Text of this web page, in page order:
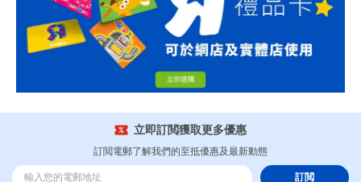
立即訂閲獲取更多優惠
訂閲電郵了解我們的至抵優惠及最新動態
訂閲